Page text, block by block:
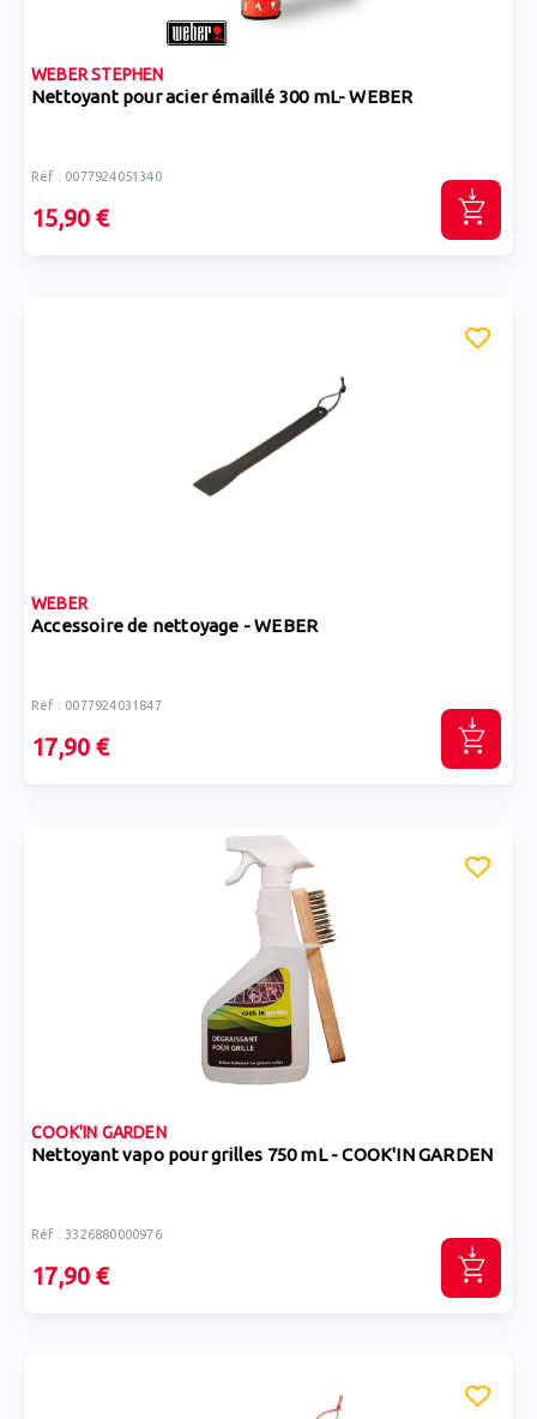
WEBER STEPHEN
Nettoyant pour acier émaillé 300 mL- WEBER
Réf : 0077924051340
15,90 €
WEBER
Accessoire de nettoyage - WEBER
Réf : 0077924031847
17,90 €
COOK'IN GARDEN
Nettoyant vapo pour grilles 750 mL - COOK'IN GARDEN
Réf : 3326880000976
17,90 €